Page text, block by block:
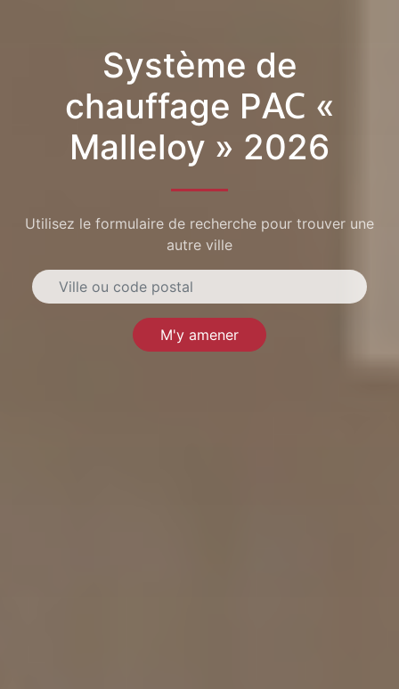
Système de
chauffage PAC «
Malleloy » 2026
Utilisez le formulaire de recherche pour trouver une
autre ville
M'y amener